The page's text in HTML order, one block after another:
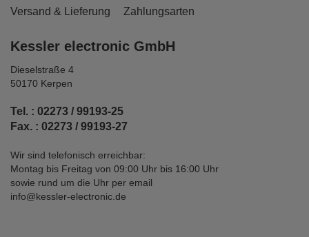
Versand & Lieferung Zahlungsarten
Kessler electronic GmbH
Dieselstraße 4
50170 Kerpen
Tel. : 02273 / 99193-25
Fax. : 02273 / 99193-27
Wir sind telefonisch erreichbar:
Montag bis Freitag von 09:00 Uhr bis 16:00 Uhr
sowie rund um die Uhr per email
info@kessler-electronic.de